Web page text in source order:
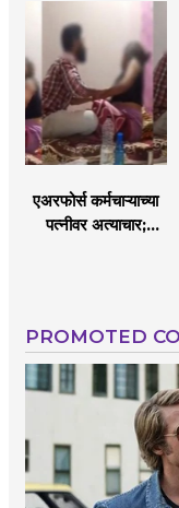
पणतू सात्यकी सावरकर
यांनी न्यायालयात सादर
केला दावा
एअरफोर्स कर्मचाऱ्याच्या
पत्नीवर अत्याचार;